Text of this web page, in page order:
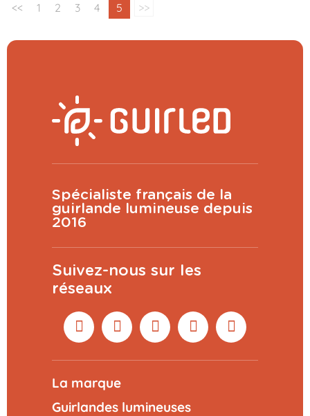
<< 1 2 3 4 5 >>
Spécialiste français de la
guirlande lumineuse depuis
2016
Suivez-nous sur les
réseaux
La marque
Guirlandes lumineuses